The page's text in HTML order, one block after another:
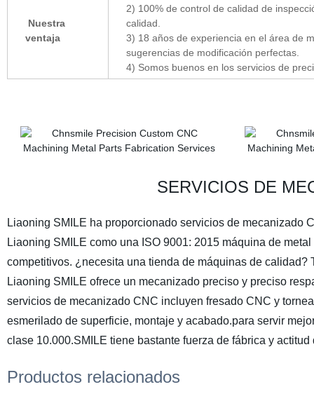
Nuestra
ventaja
2) 100% de control de calidad de
calidad.
3) 18 años de experiencia en el área de
sugerencias de modificación perfectas.
4) Somos buenos en los servicios de
SERVICIOS DE
Liaoning SMILE ha proporcionado servicios de mecanizado
Liaoning SMILE como una ISO 9001: 2015 máquina de
competitivos. ¿necesita una tienda de máquinas de
Liaoning SMILE ofrece un mecanizado preciso y preciso
servicios de mecanizado CNC incluyen fresado CNC y
esmerilado de superficie, montaje y acabado.para servir
clase 10.000.SMILE tiene bastante fuerza de fábrica y
Productos relacionados